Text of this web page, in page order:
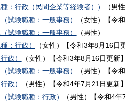
：行政（民間企業等経験者））
（男
試験職種：一般事務）
（女性）【令
試験職種：一般事務）
（男性）
：行政）
（女性）【令和3年8月16日
政）
（女性）【令和3年8月16日更新】
試験職種：一般事務）
（男性）【令
政）
（男性）【令和4年7月21日更新】
試験職種：行政）
（男性）【令和4年